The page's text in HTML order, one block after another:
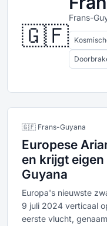
🇬🇫
Frans-
🇬🇫 Frans-Guyana
Europese
en krijgt
Guyana
Europa's nieuwste
9 juli 2024 verticaal
eerste vlucht,